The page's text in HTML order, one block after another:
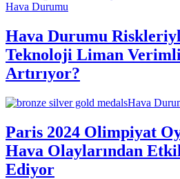
Hava Durumu
Hava Durumu
Teknoloji Liman
Artırıyor?
Hava
Paris 2024 Olimpiyat
Hava Olaylarından
Ediyor